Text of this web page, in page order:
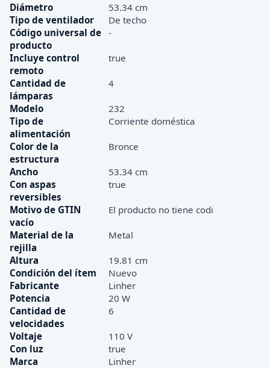
Diámetro
53.34 cm
Tipo de ventilador
De techo
Código universal de
producto
-
Incluye control
remoto
true
Cantidad de
lámparas
4
Modelo
232
Tipo de
alimentación
Corriente doméstica
Color de la
estructura
Bronce
Ancho
53.34 cm
Con aspas
reversibles
true
Motivo de GTIN
vacío
El producto no tiene codi
Material de la
rejilla
Metal
Altura
19.81 cm
Condición del ítem
Nuevo
Fabricante
Linher
Potencia
20 W
Cantidad de
velocidades
6
Voltaje
110 V
Con luz
true
Marca
Linher